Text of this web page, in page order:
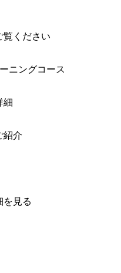
覧ください
ニングコース
細
紹介
を見る